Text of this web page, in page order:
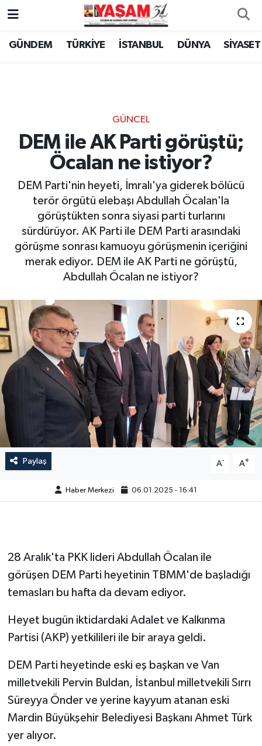
GÜNDEM TÜRKİYE İSTANBUL DÜNYA SİYASET
GÜNCEL
DEM ile AK Parti görüştü;
Öcalan ne istiyor?
DEM Parti'nin heyeti, İmralı'ya giderek bölücü
terör örgütü elebaşı Abdullah Öcalan'la
görüştükten sonra siyasi parti turlarını
sürdürüyor. AK Parti ile DEM Parti arasındaki
görüşme sonrası kamuoyu görüşmenin içeriğini
merak ediyor. DEM ile AK Parti ne görüştü,
Abdullah Öcalan ne istiyor?
Paylaş A- A+
Haber Merkezi 06.01.2025 - 16:41
28 Aralık'ta PKK lideri Abdullah Öcalan ile
görüşen DEM Parti heyetinin TBMM'de başladığı
temasları bu hafta da devam ediyor.
Heyet bugün iktidardaki Adalet ve Kalkınma
Partisi (AKP) yetkilileri ile bir araya geldi.
DEM Parti heyetinde eski eş başkan ve Van
milletvekili Pervin Buldan, İstanbul milletvekili Sırrı
Süreyya Önder ve yerine kayyum atanan eski
Mardin Büyükşehir Belediyesi Başkanı Ahmet Türk
yer alıyor.